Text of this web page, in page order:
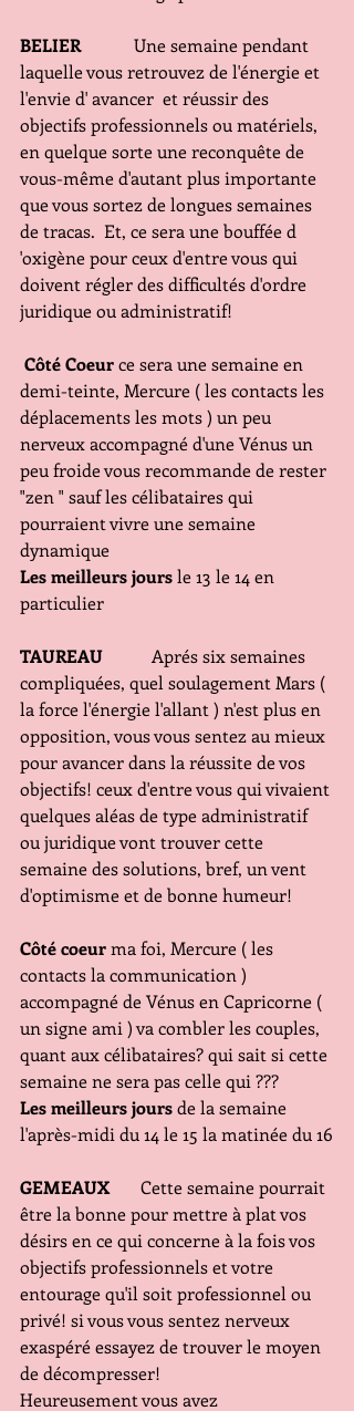
BELIER
          Une semaine pendant
laquelle vous retrouvez de l'énergie et
l'envie d' avancer  et réussir des
objectifs professionnels ou matériels,
en quelque sorte une reconquête de
vous-même d'autant plus importante
que vous sortez de longues semaines
de tracas.  Et, ce sera une bouffée d
'oxigène pour ceux d'entre vous qui
doivent régler des difficultés d'ordre
juridique ou administratif!
Côté Coeur ce sera une semaine en
demi-teinte, Mercure ( les contacts les
déplacements les mots ) un peu
nerveux accompagné d'une Vénus un
peu froide vous recommande de rester
"zen " sauf les célibataires qui
pourraient vivre une semaine
dynamique
Les meilleurs jours le 13 le 14 en
particulier
TAUREAU
          Aprés six semaines
compliquées, quel soulagement Mars (
la force l'énergie l'allant ) n'est plus en
opposition, vous vous sentez au mieux
pour avancer dans la réussite de vos
objectifs! ceux d'entre vous qui vivaient
quelques aléas de type administratif
ou juridique vont trouver cette
semaine des solutions, bref, un vent
d'optimisme et de bonne humeur!
Côté coeur ma foi, Mercure ( les
contacts la communication )
accompagné de Vénus en Capricorne (
un signe ami ) va combler les couples,
quant aux célibataires? qui sait si cette
semaine ne sera pas celle qui ???
Les meilleurs jours de la semaine
l'après-midi du 14 le 15 la matinée du 16
GEMEAUX
      Cette semaine pourrait
être la bonne pour mettre à plat vos
désirs en ce qui concerne à la fois vos
objectifs professionnels et votre
entourage qu'il soit professionnel ou
privé! si vous vous sentez nerveux
exaspéré essayez de trouver le moyen
de décompresser!
Heureusement vous avez